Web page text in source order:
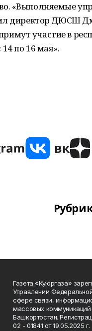
«Выполняемые
директор ДЮСШ
участие в
по 16 мая».
Газета «Куюргаза»
Управлении
сфере связи,
массовых коммуникаций
Башкортостан.
02 - 01841 от 19.05.2025 г.